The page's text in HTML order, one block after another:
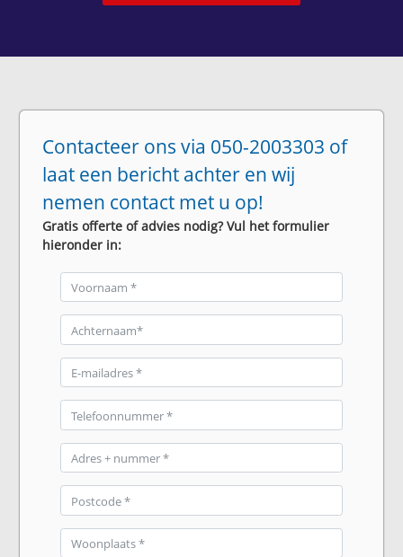
Contacteer ons via 050-2003303 of
laat een bericht achter en wij
nemen contact met u op!
Gratis offerte of advies nodig? Vul het formulier
hieronder in: